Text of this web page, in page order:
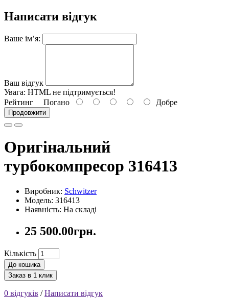
Написати відгук
Ваше ім’я:
Ваш відгук
Увага: HTML не підтримується!
Рейтинг Погано Добре
Продовжити
Оригінальний
турбокомпресор 316413
Виробник: Schwitzer
Модель: 316413
Наявність: На складі
25 500.00грн.
Кількість
До кошика
Заказ в 1 клик
0 відгуків /Написати відгук